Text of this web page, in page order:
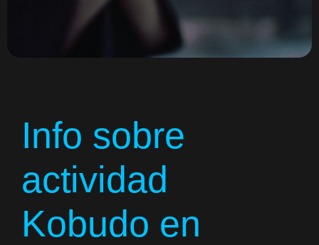
Info sobre
actividad
Kobudo en